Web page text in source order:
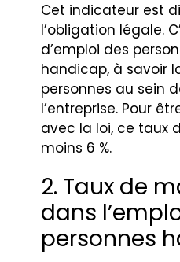
Cet indicateur est
l’obligation légale.
d’emploi des
handicap, à savoir
personnes au sein
l’entreprise. Pour
avec la loi, ce taux
moins 6 %.
2. Taux de
dans
personnes